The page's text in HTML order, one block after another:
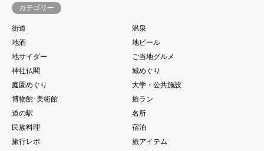
カテゴリー
街道
温泉
地酒
地ビール
地サイダー
ご当地グルメ
神社仏閣
城めぐり
庭園めぐり
大学・公共施設
博物館･美術館
旅ラン
道の駅
名所
民族料理
宿泊
旅行レポ
旅アイテム